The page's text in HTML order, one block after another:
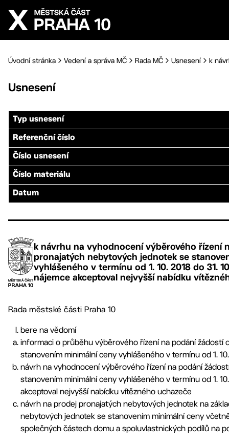
Přejít na hlavní obsah
Úvodní stránka Vedení a správa MČ Rada MČ Usnesení k
Usnesení
Typ usnesení
Referenční číslo
Číslo usnesení
Číslo materiálu
Datum
k návrhu na vyhodnocení výběrového řízení
pronajatých nebytových jednotek se
vyhlášeného v termínu od 1. 10. 2018 do 31.
nájemce akceptoval nejvyšší nabídku
Rada městské části Praha 10
bere na vědomí
informaci o průběhu výběrového řízení na podání
stanovením minimální ceny vyhlášeného v termínu od 1. 10.
návrh na vyhodnocení výběrového řízení na podání
stanovením minimální ceny vyhlášeného v termínu od 1.
akceptoval nejvyšší nabídku vítězného uchazeče
návrh na prodej pronajatých nebytových jednotek na
nebytových jednotek se stanovením minimální ceny
společných částech domu a spoluvlastnických podílů na